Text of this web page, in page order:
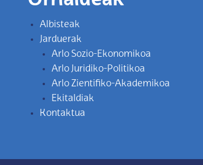
Albisteak
Jarduerak
Arlo Sozio-Ekonomikoa
Arlo Juridiko-Politikoa
Arlo Zientifiko-Akademikoa
Ekitaldiak
Kontaktua